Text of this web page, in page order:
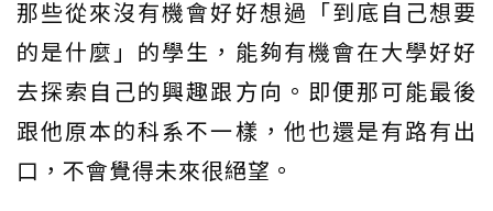
那些從來沒有機會好好想過「到底自己想要
的是什麼」的學生，能夠有機會在大學好好
去探索自己的興趣跟方向。即便那可能最後
跟他原本的科系不一樣，他也還是有路有出
口，不會覺得未來很絕望。